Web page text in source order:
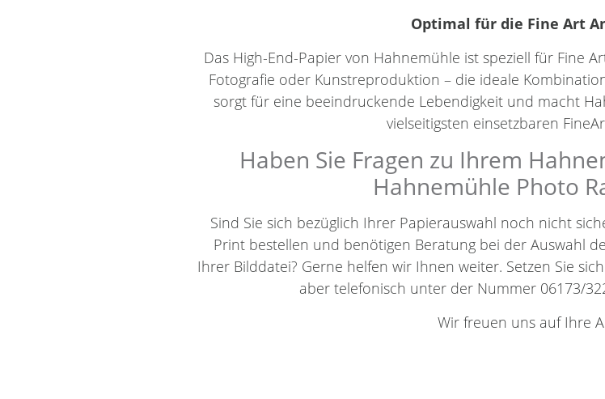
Optimal für die Fine Art
Das High-End-Papier von Hahnemühle ist speziell für Fine
Fotografie oder Kunstreproduktion – die ideale
sorgt für eine beeindruckende Lebendigkeit und macht
vielseitigsten einsetzbaren
Haben Sie Fragen zu Ihrem
Hahnemühle Photo
Sind Sie sich bezüglich Ihrer Papierauswahl noch nicht
Print bestellen und benötigen Beratung bei der Auswahl
Ihrer Bilddatei? Gerne helfen wir Ihnen weiter. Setzen Sie
aber telefonisch unter der Nummer 06173/
Wir freuen uns auf Ihre